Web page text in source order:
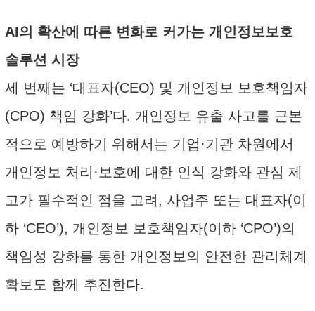
AI의 확산에 따른 변화로 커가는 개인정보보호
솔루션 시장
세 번째는 ‘대표자(CEO) 및 개인정보 보호책임자
(CPO) 책임 강화’다. 개인정보 유출 사고를 근본
적으로 예방하기 위해서는 기업·기관 차원에서
개인정보 처리·보호에 대한 인식 강화와 관심 제
고가 필수적인 점을 고려, 사업주 또는 대표자(이
하 ‘CEO’), 개인정보 보호책임자(이하 ‘CPO’)의
책임성 강화를 통한 개인정보의 안전한 관리체계
확보도 함께 추진한다.